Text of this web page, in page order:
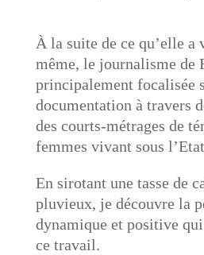
À la suite de ce qu’elle a
même, le journalisme de
principalement focalisée
documentation à travers
des courts-métrages de
femmes vivant sous
En sirotant une tasse de
pluvieux, je découvre la
dynamique et positive
ce travail.